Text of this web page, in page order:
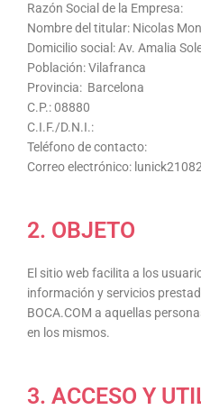
Razón Social de la Empresa:
Nombre del titular: Nicolas
Domicilio social: Av. Amalia
Población: Vilafranca
Provincia: Barcelona
C.P.: 08880
C.I.F./D.N.I.:
Teléfono de contacto:
Correo electrónico:
2. OBJETO
El sitio web facilita a los
información y servicios
BOCA.COM a aquellas
en los mismos.
3. ACCESO Y